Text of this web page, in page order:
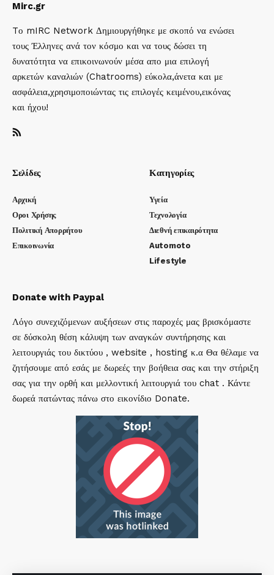
Mirc.gr
Tο mIRC Network Δημιουργήθηκε με σκοπό να ενώσει
τους Έλληνες ανά τον κόσμο και να τους δώσει τη
δυνατότητα να επικοινωνούν μέσα απο μια επιλογή
αρκετών καναλιών (Chatrooms) εύκολα,άνετα και με
ασφάλεια,χρησιμοποιώντας τις επιλογές κειμένου,εικόνας
και ήχου!
Σελίδες
Αρχική
Οροι Χρήσης
Πολιτική Απορρήτου
Επικοινωνία
Κατηγορίες
Υγεία
Τεχνολογία
Διεθνή επικαιρότητα
Automoto
Lifestyle
Donate with Paypal
Λόγο συνεχιζόμενων αυξήσεων στις παροχές μας βρισκόμαστε
σε δύσκολη θέση κάλυψη των αναγκών συντήρησης και
λειτουργιάς του δικτύου , website , hosting κ.α Θα θέλαμε να
ζητήσουμε από εσάς με δωρεές την βοήθεια σας και την στήριξη
σας για την ορθή και μελλοντική λειτουργιά του chat . Κάντε
δωρεά πατώντας πάνω στο εικονίδιο Donate.